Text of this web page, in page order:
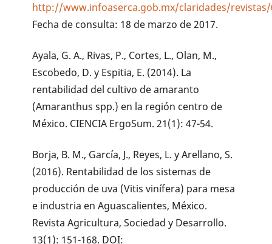
http://www.infoaserca.gob.mx/claridades/
Fecha de consulta: 18 de marzo de 2017.
Ayala, G. A., Rivas, P., Cortes, L., Olan, M.,
Escobedo, D. y Espitia, E. (2014). La
rentabilidad del cultivo de amaranto
(Amaranthus spp.) en la región centro de
México. CIENCIA ErgoSum. 21(1): 47-54.
Borja, B. M., García, J., Reyes, L. y Arellano, S.
(2016). Rentabilidad de los sistemas de
producción de uva (Vitis vinífera) para mesa
e industria en Aguascalientes, México.
Revista Agricultura, Sociedad y Desarrollo.
13(1): 151-168. DOI: